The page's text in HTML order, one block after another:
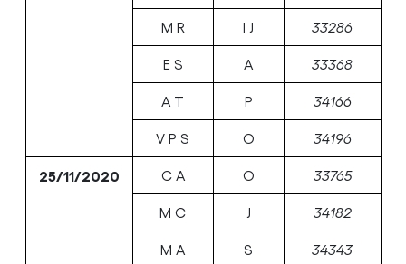
M R I J 33286
E S A 33368
A T P 34166
V P S O 34196
25/11/2020 C A O 33765
M C J 34182
M A S 34343